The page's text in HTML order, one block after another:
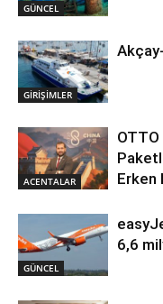
GÜNCEL
GİRİŞİMLER
ACENTALAR
OTTO
Erken
GÜNCEL
6,6